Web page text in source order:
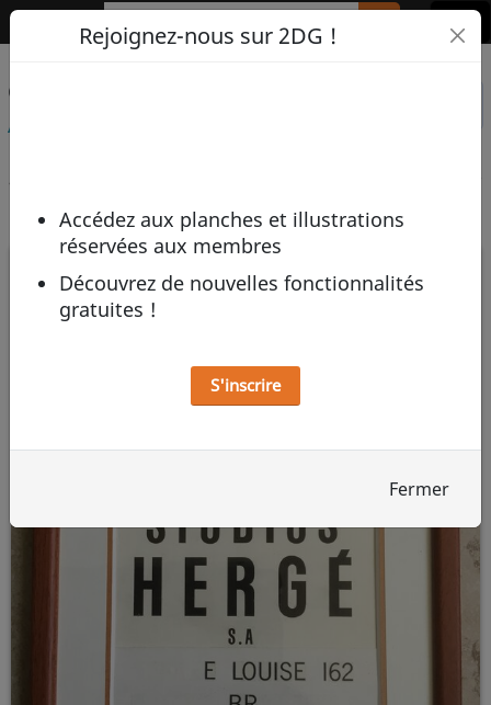
2DG Rejoignez-nous sur 2DG !
Accédez aux planches et illustrations
réservées aux membres
Découvrez de nouvelles fonctionnalités
gratuites !
S'inscrire
Fermer
Œuvre mise en vente par
André Taymans